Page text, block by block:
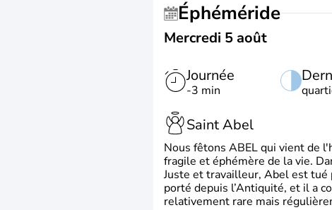
Éphéméride
Mercredi 5 août
Journée
-3 min
Saint Abel
Nous fêtons ABEL qui vient de
fragile et éphémère de la vie.
Juste et travailleur, Abel est
porté depuis l’Antiquité, et il a
relativement rare mais